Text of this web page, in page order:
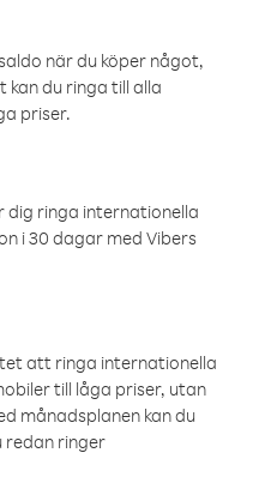
när du köper något,
kan du ringa till alla
priser.
ringa internationella
i 30 dagar med Vibers
att ringa internationella
till låga priser, utan
månadsplanen kan du
redan ringer